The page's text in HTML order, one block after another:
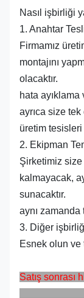
Nasıl işbirliği
1. Anahtar
Firmamız
montajını
olacaktır.
hata
ayrıca size
üretim
2. Ekipman
Şirketimiz
kalmayacak,
sunacaktır.
aynı
3. Diğer
Esnek olun ve
Satış sonrası